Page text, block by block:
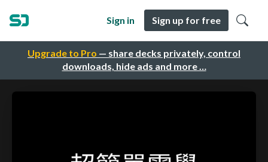
Upgrade to Pro — share decks privately, control
downloads, hide ads and more …
Sign in Sign up for free